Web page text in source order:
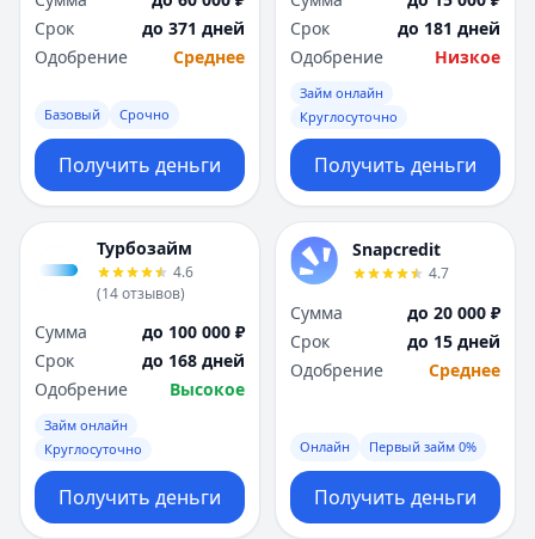
Срок
до 371 дней
Одобрение
Среднее
Базовый Срочно
Получить деньги
Срок
до 181 дней
Одобрение
Низкое
Займ онлайн
Круглосуточно
Получить деньги
Турбозайм
4.6
(14отзывов)
Сумма
до 100 000 ₽
Срок
до 168 дней
Одобрение
Высокое
Займ онлайн
Круглосуточно
Получить деньги
Snapcredit
4.7
Сумма
до 20 000 ₽
Срок
до 15 дней
Одобрение
Среднее
Онлайн Первый займ 0%
Получить деньги